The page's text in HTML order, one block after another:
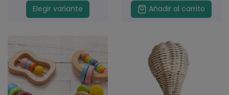
Elegir variante
Añadir al carrito